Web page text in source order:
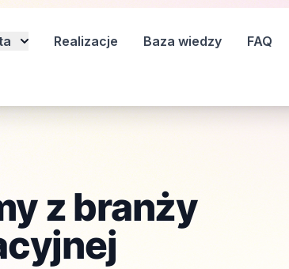
Realizacje Baza wiedzy FAQ
z branży